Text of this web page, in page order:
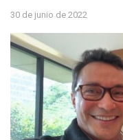
30 de junio de 2022